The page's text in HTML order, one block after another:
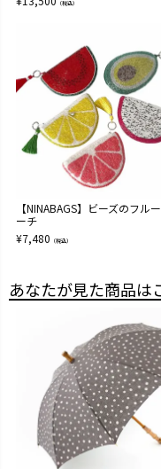
（税込）
【NINABAGS】ビーズのフル
ーチ
¥7,480 （税込）
あなたが見た商品は